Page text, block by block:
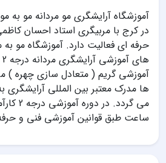
آموزشگاه آرایشگری مو مردانه مو به
در کرج با مربیگری استاد احسان
حرفه ای فعالیت دارد. آموزشگاه مو به
آموزشی گریم ( متعادل سازی چهره )
ها مدرک معتبر بین المللی آرایشگری
ساعت طبق قوانین آموزشی فنی و